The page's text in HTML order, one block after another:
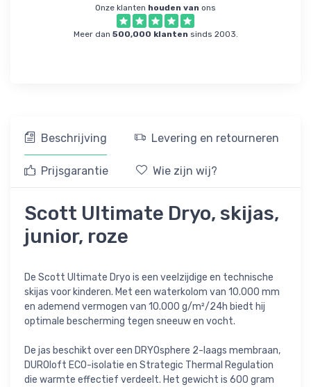
Onze klanten houden van ons
Meer dan 500,000 klanten sinds 2003.
Beschrijving Levering en retourneren
Prijsgarantie Wie zijn wij?
Scott Ultimate Dryo, skijas,
junior, roze
De Scott Ultimate Dryo is een veelzijdige en technische
skijas voor kinderen. Met een waterkolom van 10.000 mm
en ademend vermogen van 10.000 g/m²/24h biedt hij
optimale bescherming tegen sneeuw en vocht.
De jas beschikt over een DRYOsphere 2-laags membraan,
DUROloft ECO-isolatie en Strategic Thermal Regulation
die warmte effectief verdeelt. Het gewicht is 600 gram